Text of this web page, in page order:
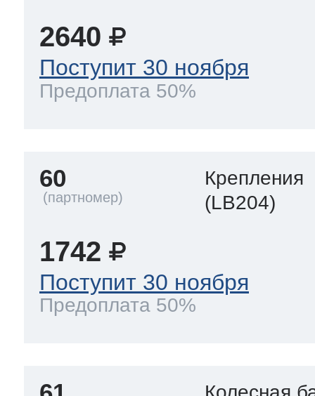
2640
Поступит 30 ноября
Предоплата 50%
60
Крепления
(LB204)
1742
Поступит 30 ноября
Предоплата 50%